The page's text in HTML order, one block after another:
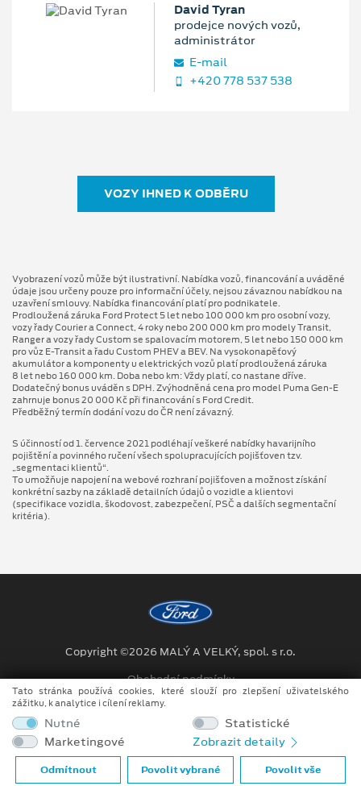
David Tyran
prodejce nových vozů,
administrátor
E‑mail
+420 778 537 538
VOZY IHNED K ODBĚRU
Vyobrazení vozů může být ilustrativní. Nabídka vozů, financování a uváděné
údaje jsou určeny pouze pro informační účely, nejsou závaznou nabídkou na
uzavření smlouvy. Nabídka financování platí pro podnikatele.
Prodloužená záruka Ford Protect 5 let nebo 100 000 km pro osobní vozy,
vozy řady Courier a Connect, 4 roky nebo 200 000 km pro modely Transit,
Ranger a vozy řady Custom se spalovacím motorem, 5 let nebo 150 000 km
pro vůz E-Transit a řadu Custom PHEV a BEV. Na vysokonapěťový
akumulátor a komponenty u elektrických vozů platí prodloužená záruka
8 let nebo 160 000 km. Doba nebo km: Vždy platí, co nastane dříve.
Dodatečný bonus uváděn s DPH. Zvýhodněná cena pro model Puma Gen⁠-⁠E
zahrnuje bonus 20 000 Kč při financování s Ford Credit.
Předběžný termín dodání vozu do ČR není závazný.
S účinností od 1. července 2021 podléhají veškeré nabídky havarijního
pojištění a povinného ručení všech spolupracujících pojišťoven tzv.
„segmentaci klientů“.
To umožňuje napojení na webové rozhraní pojišťoven a možnost získání
konkrétní sazby na základě detailních údajů o vozidle a klientovi
(specifikace vozidla, škodovost, zabezpečení, PSČ a dalších segmentační
kritéria).
Copyright ©2026 MALÝ A VELKÝ, spol. s r.o.
Obchodní podmínky
Ochrana osobních údajů
Prohlášení o zpracování údajů konečných zákazníků
Při tvorbě videí a obrázků na tomto webu je využíváno kombinace
tradičních fotografií či videí, počítačem generovaných snímků (CGI)
Tato stránka používá cookies, které slouží pro zlepšení uživatelského
zážitku, k analytice i cílení reklamy.
Nutné
Statistické
Marketingové
Zobrazit detaily
Odmítnout Povolit vybrané Povolit vše